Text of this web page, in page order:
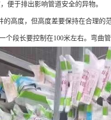
便于排出影响管道安全的异物。
的高度，但高度差要保持在合理的范
个段长要控制在100米左右。弯曲